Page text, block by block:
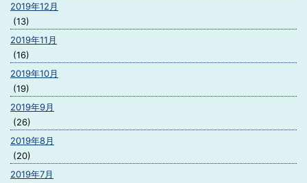
2019年12月
(13)
2019年11月
(16)
2019年10月
(19)
2019年9月
(26)
2019年8月
(20)
2019年7月